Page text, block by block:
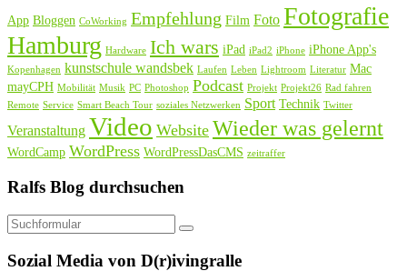
App Bloggen CoWorking Empfehlung Film Foto Fotografie
Hamburg Hardware Ich wars iPad iPad2 iPhone iPhone App's
Kopenhagen kunstschule wandsbek Laufen Leben Lightroom Literatur Mac
mayCPH Mobilität Musik PC Photoshop Podcast Projekt Projekt26 Rad fahren
Remote Service Smart Beach Tour soziales Netzwerken Sport Technik Twitter
Veranstaltung Video Website Wieder was gelernt
WordCamp WordPress WordPressDasCMS zeitraffer
Ralfs Blog durchsuchen
Suchen
Sozial Media von D(r)ivingralle